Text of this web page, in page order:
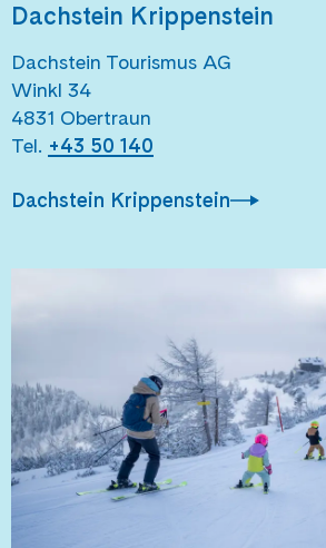
Dachstein Krippenstein
Dachstein Tourismus AG
Winkl 34
4831 Obertraun
Tel. +43 50 140
Dachstein Krippenstein